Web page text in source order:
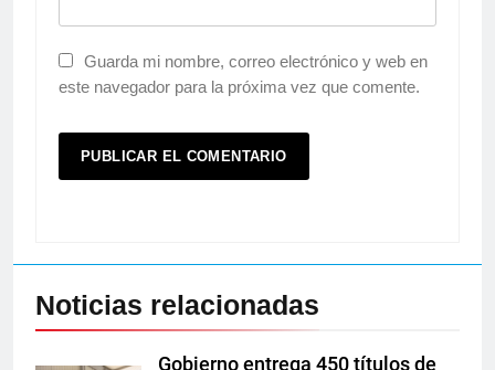
Guarda mi nombre, correo electrónico y web en
este navegador para la próxima vez que comente.
Noticias relacionadas
Gobierno entrega 450 títulos de